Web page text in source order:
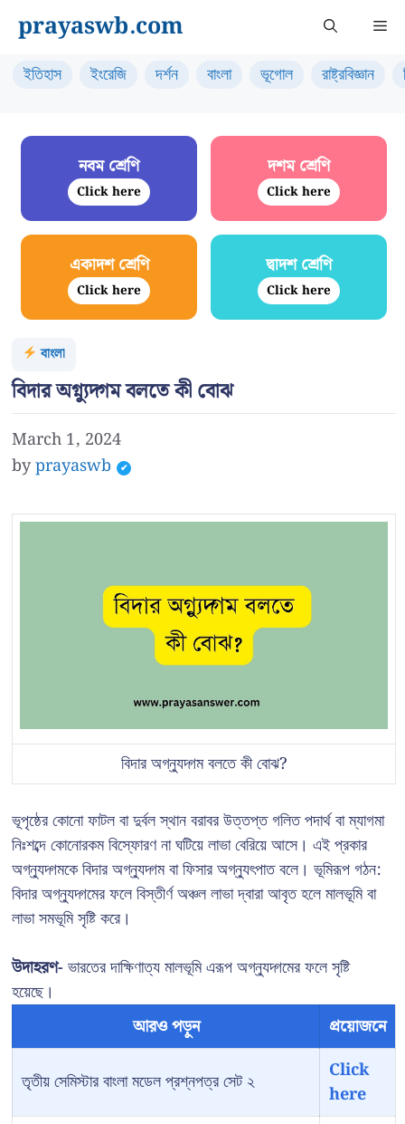
content
prayaswb.com
ইতিহাস ইংরেজি দর্শন বাংলা ভূগোল রাষ্ট্রবিজ্ঞান
নবম শ্রেণি
Click here
দশম শ্রেণি
Click here
একাদশ শ্রেণি
Click here
দ্বাদশ শ্রেণি
Click here
বাংলা
বিদার অগ্ন্যুদ্গম বলতে কী বোঝ
March 1, 2024
byprayaswb
বিদার অগ্ন্যুদ্গম বলতে কী বোঝ?
ভূপৃষ্ঠের কোনো ফাটল বা দুর্বল স্থান বরাবর উত্তপ্ত গলিত পদার্থ বা ম্যাগমা
নিঃশব্দে কোনোরকম বিস্ফোরণ না ঘটিয়ে লাভা বেরিয়ে আসে। এই প্রকার
অগ্ন্যুদ্গমকে বিদার অগ্ন্যুদ্গম বা ফিসার অগ্ন্যুৎপাত বলে। ভূমিরূপ গঠন:
বিদার অগ্ন্যুদ্গমের ফলে বিস্তীর্ণ অঞ্চল লাভা দ্বারা আবৃত হলে মালভূমি বা
লাভা সমভূমি সৃষ্টি করে।
উদাহরণ-ভারতের দাক্ষিণাত্য মালভূমি এরূপ অগ্ন্যুদ্গমের ফলে সৃষ্টি
হয়েছে।
আরও পড়ুন
প্রয়োজনে
তৃতীয় সেমিস্টার বাংলা মডেল প্রশ্নপত্র সেট ২
Click
here